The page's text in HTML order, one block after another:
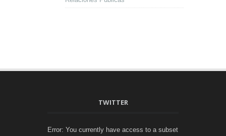
TWITTER
Error: You currently have access to a subset